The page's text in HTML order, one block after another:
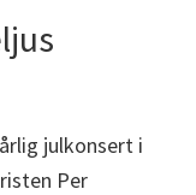
julkonsert i
Per